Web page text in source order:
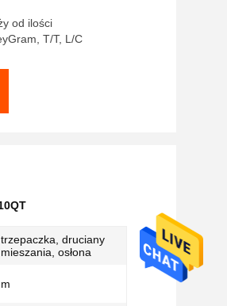
od ilości
T/T, L/C
druciany
osłona